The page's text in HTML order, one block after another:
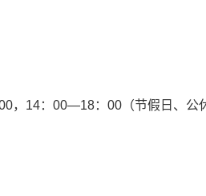
，14：00—18：00（节假日、公